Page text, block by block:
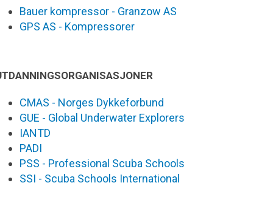
Bauer kompressor - Granzow AS
GPS AS - Kompressorer
CMAS - Norges Dykkeforbund
GUE - Global Underwater Explorers
IANTD
PADI
PSS - Professional Scuba Schools
SSI - Scuba Schools International